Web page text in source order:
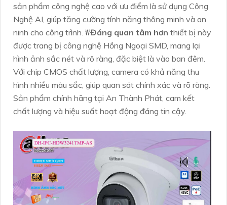
sản phẩm công nghệ cao với ưu điểm là sử dụng Công
Nghệ AI, giúp tăng cường tính năng thông minh và an
ninh cho công trình. ₩Đáng quan tâm hơn thiết bị này
được trang bị công nghệ Hồng Ngoại SMD, mang lại
hình ảnh sắc nét và rõ ràng, đặc biệt là vào ban đêm.
Với chip CMOS chất lượng, camera có khả năng thu
hình nhiều màu sắc, giúp quan sát chính xác và rõ ràng.
Sản phẩm chính hãng tại An Thành Phát, cam kết
chất lượng và hiệu suất hoạt động đáng tin cậy.